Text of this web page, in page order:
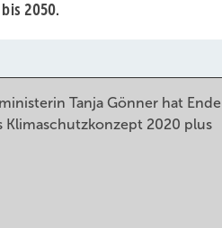
2050.
Tanja Gönner hat Ende
Klimaschutzkonzept 2020 plus